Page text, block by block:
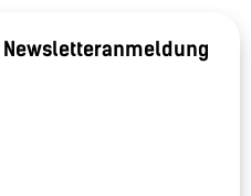
Newsletteranmeldung